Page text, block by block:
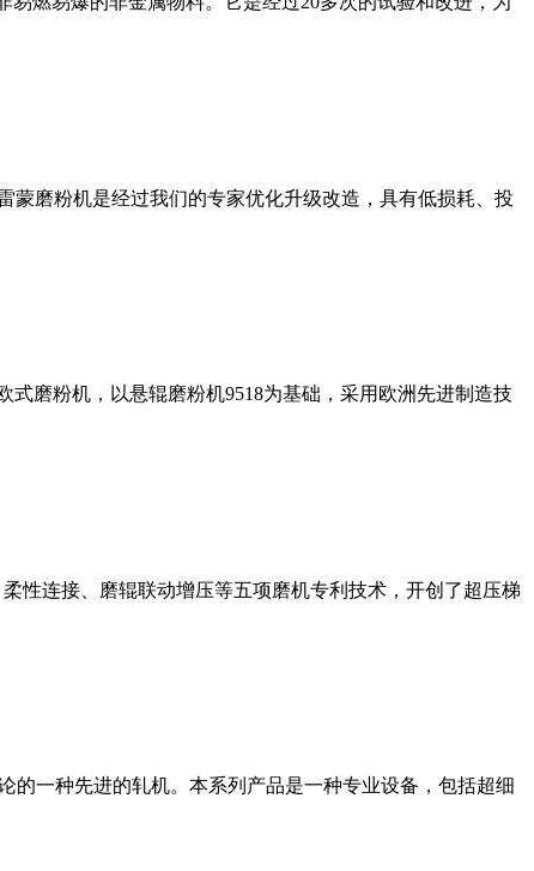
蒙磨粉机是经过我们的专家优化升级改造，具有低损耗、投
磨粉机，以悬辊磨粉机9518为基础，采用欧洲先进制造技
性连接、磨辊联动增压等五项磨机专利技术，开创了超压梯
的一种先进的轧机。本系列产品是一种专业设备，包括超细